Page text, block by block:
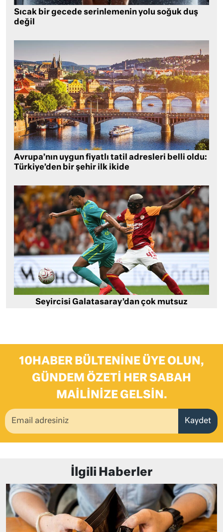
Sıcak bir gecede serinlemenin yolu soğuk duş
değil
Avrupa’nın uygun fiyatlı tatil adresleri belli oldu:
Türkiye’den bir şehir ilk ikide
Seyircisi Galatasaray’dan çok mutsuz
10HABER BÜLTENINE ÜYE OLUN,
GÜNDEM ÖZETI HER SABAH
MAILINIZE GELSIN.
Kaydet
İlgili Haberler